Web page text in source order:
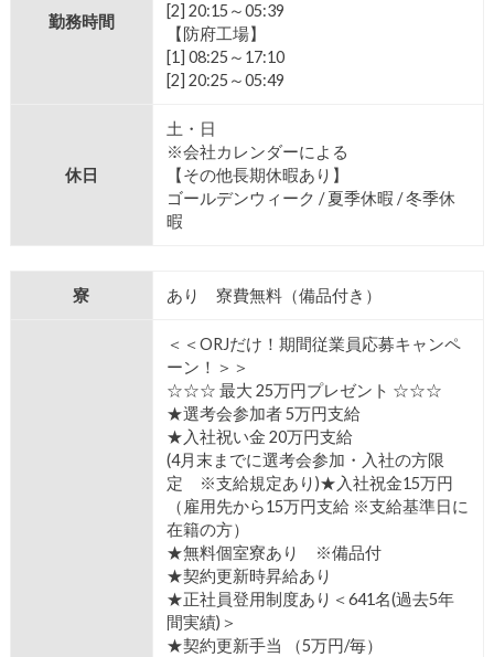
勤務時間
[2] 20:15～05:39
【防府工場】
[1] 08:25～17:10
[2] 20:25～05:49
休日
土・日
※会社カレンダーによる
【その他長期休暇あり】
ゴールデンウィーク / 夏季休暇 / 冬季休
暇
寮 あり 寮費無料（備品付き）
＜＜ORJだけ！期間従業員応募キャンペ
ーン！＞＞
☆☆☆ 最大 25万円プレゼント ☆☆☆
★選考会参加者 5万円支給
★入社祝い金 20万円支給
(4月末までに選考会参加・入社の方限
定 ※支給規定あり)★入社祝金15万円
（雇用先から15万円支給 ※支給基準日に
在籍の方）
★無料個室寮あり ※備品付
★契約更新時昇給あり
★正社員登用制度あり＜641名(過去5年
間実績)＞
★契約更新手当 （5万円/毎）